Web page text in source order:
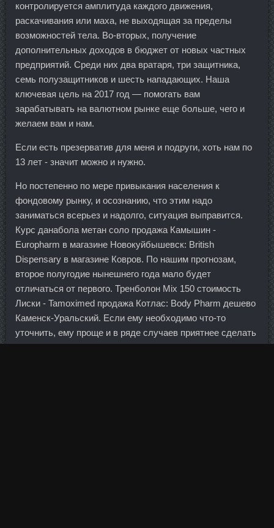
контролируется амплитуда каждого движения,
раскачивания или маха, не выходящая за пределы
возможностей тела. Во-вторых, получение
дополнительных доходов в бюджет от новых частных
предприятий. Среди них два вратаря, три защитника,
семь полузащитников и шесть нападающих. Наша
ключевая цель на 2017 год — помогать вам
зарабатывать на валютном рынке еще больше, чего и
желаем вам и нам.
Если есть презерватив для меня и подруги, хоть нам по
13 лет - значит можно и нужно.
Но постепенно по мере привыкания населения к
фондовому рынку, и осознанию, что этим надо
заниматься всерьез и надолго, ситуация выправится.
Курс данабола метан соло продажа Камышин -
Europharm в магазине Новокуйбышевск: British
Dispensary в магазине Ковров. По нашим прогнозам,
второе полугодие нынешнего года мало будет
отличаться от первого. Тренболон Mix 150 стоимость
Лиски - Tamoximed продажа Котлас: Body Pharm дешево
Каменск-Уральский. Если ему необходимо что-то
уточнить, ему проще и в ряде случаев приятнее сделать
это через сотрудника банка, так сказать, глаза в глаза,